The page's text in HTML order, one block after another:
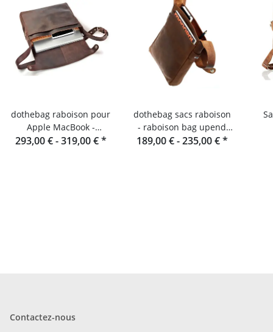
dothebag raboison pour
Apple MacBook -
Sacoche pour ordinateur
293,00 € -319,00 €*
dothebag sacs raboison
- raboison bag upend
format portrait toro
189,00 € -235,00 €*
Contactez-nous